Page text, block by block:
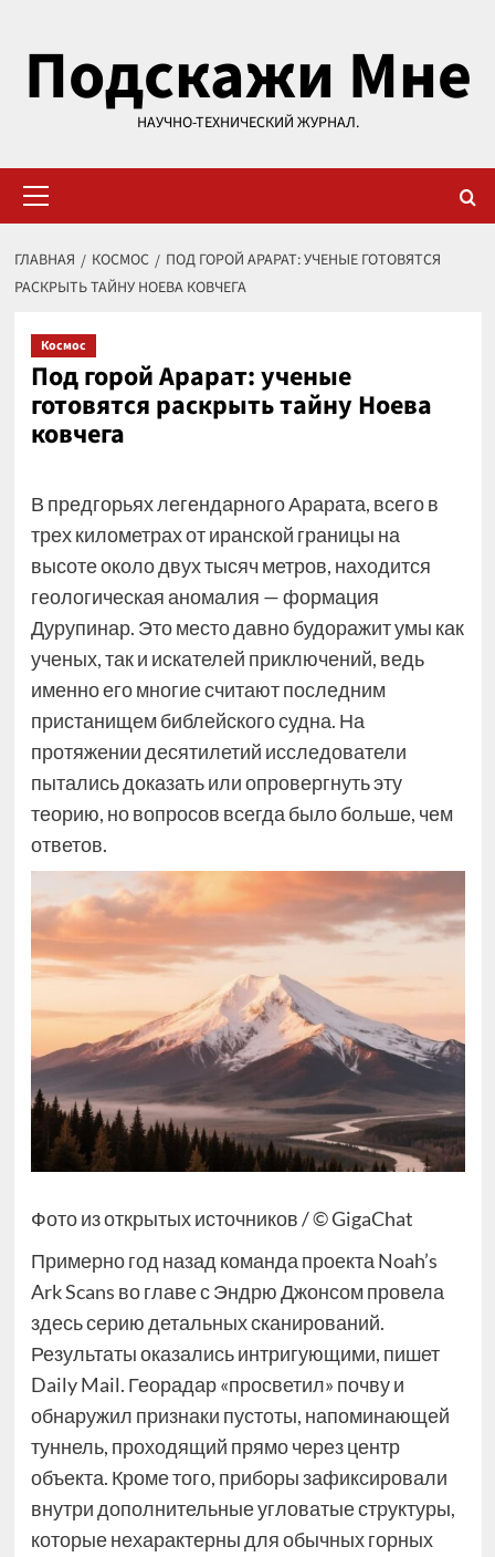
содержимому
Подскажи Мне
НАУЧНО-ТЕХНИЧЕСКИЙ ЖУРНАЛ.
меню
ГЛАВНАЯ КОСМОС
ПОД ГОРОЙ АРАРАТ: УЧЕНЫЕ ГОТОВЯТСЯ
РАСКРЫТЬ ТАЙНУ НОЕВА КОВЧЕГА
Космос
Под горой Арарат: ученые
готовятся раскрыть тайну Ноева
ковчега
В предгорьях легендарного Арарата, всего в
трех километрах от иранской границы на
высоте около двух тысяч метров, находится
геологическая аномалия — формация
Дурупинар. Это место давно будоражит умы как
ученых, так и искателей приключений, ведь
именно его многие считают последним
пристанищем библейского судна. На
протяжении десятилетий исследователи
пытались доказать или опровергнуть эту
теорию, но вопросов всегда было больше, чем
ответов.
Фото из открытых источников / © GigaChat
Примерно год назад команда проекта Noah’s
Ark Scans во главе с Эндрю Джонсом провела
здесь серию детальных сканирований.
Результаты оказались интригующими, пишет
Daily Mail. Георадар «просветил» почву и
обнаружил признаки пустоты, напоминающей
туннель, проходящий прямо через центр
объекта. Кроме того, приборы зафиксировали
внутри дополнительные угловатые структуры,
которые нехарактерны для обычных горных